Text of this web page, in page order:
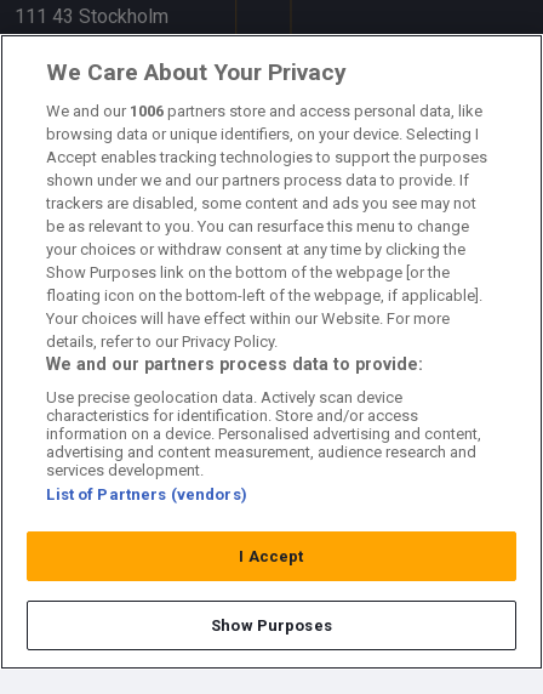
111 43 Stockholm
Länkar
Om oss
Kontakta oss
Kundtjänst
Sponsor: Rekatochklart
Annonsera på Fotbolldirekt
Redaktionell policy
Personuppgiftspolicy
Cookiepolicy
Arkiv
We Care About Your Privacy
We and our 1006 partners store and access personal data, like
browsing data or unique identifiers, on your device. Selecting I
Accept enables tracking technologies to support the purposes
shown under we and our partners process data to provide. If
trackers are disabled, some content and ads you see may not
be as relevant to you. You can resurface this menu to change
your choices or withdraw consent at any time by clicking the
Show Purposes link on the bottom of the webpage [or the
floating icon on the bottom-left of the webpage, if applicable].
Your choices will have effect within our Website. For more
details, refer to our Privacy Policy.
We and our partners process data to provide:
Use precise geolocation data. Actively scan device
characteristics for identification. Store and/or access
information on a device. Personalised advertising and content,
advertising and content measurement, audience research and
services development.
List of Partners (vendors)
I Accept
Show Purposes